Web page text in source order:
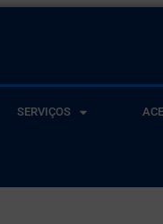
SERVIÇOS